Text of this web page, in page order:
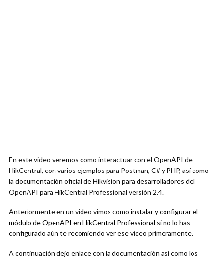
En este video veremos como interactuar con el OpenAPI de
HikCentral, con varios ejemplos para Postman, C# y PHP, así como
la documentación oficial de Hikvision para desarrolladores del
OpenAPI para HikCentral Professional versión 2.4.
Anteriormente en un video vimos como instalar y configurar el
módulo de OpenAPI en HikCentral Professional si no lo has
configurado aún te recomiendo ver ese video primeramente.
A continuación dejo enlace con la documentación así como los